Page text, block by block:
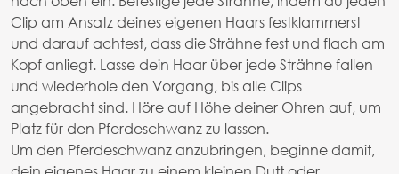
Clip am Ansatz deines eigenen Haars festklammerst
und darauf achtest, dass die Strähne fest und flach am
Kopf anliegt. Lasse dein Haar über jede Strähne fallen
und wiederhole den Vorgang, bis alle Clips
angebracht sind. Höre auf Höhe deiner Ohren auf, um
Platz für den Pferdeschwanz zu lassen.
Um den Pferdeschwanz anzubringen, beginne damit,